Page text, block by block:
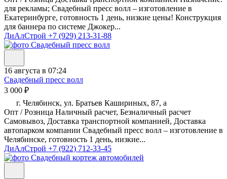
для рекламы; Свадебный пресс волл – изготовление в
Екатеринбурге, готовность 1 день, низкие цены! Конструкция
для баннера по системе Джокер...
ДиАлСтрой +7 (929) 213-31-88
16 августа в 07:24
Свадебный пресс волл
3 000 ₽
г. Челябинск, ул. Братьев Кашириных, 87, а
Опт / Розница Наличный расчет, Безналичный расчет
Самовывоз, Доставка транспортной компанией, Доставка
автопарком компании Свадебный пресс волл – изготовление в
Челябинске, готовность 1 день, низкие...
ДиАлСтрой +7 (922) 712-33-45